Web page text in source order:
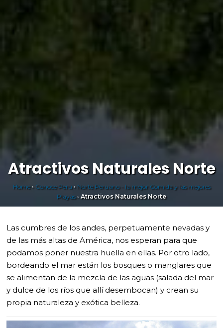
Atractivos Naturales Norte
Home› Conoce Perú› Norte Peruano - la mejor Comida y las mejores
Playas › Atractivos Naturales Norte
Las cumbres de los andes, perpetuamente nevadas y
de las más altas de América, nos esperan para que
podamos poner nuestra huella en ellas. Por otro lado,
bordeando el mar están los bosques o manglares que
se alimentan de la mezcla de las aguas (salada del mar
y dulce de los ríos que allí desembocan) y crean su
propia naturaleza y exótica belleza.